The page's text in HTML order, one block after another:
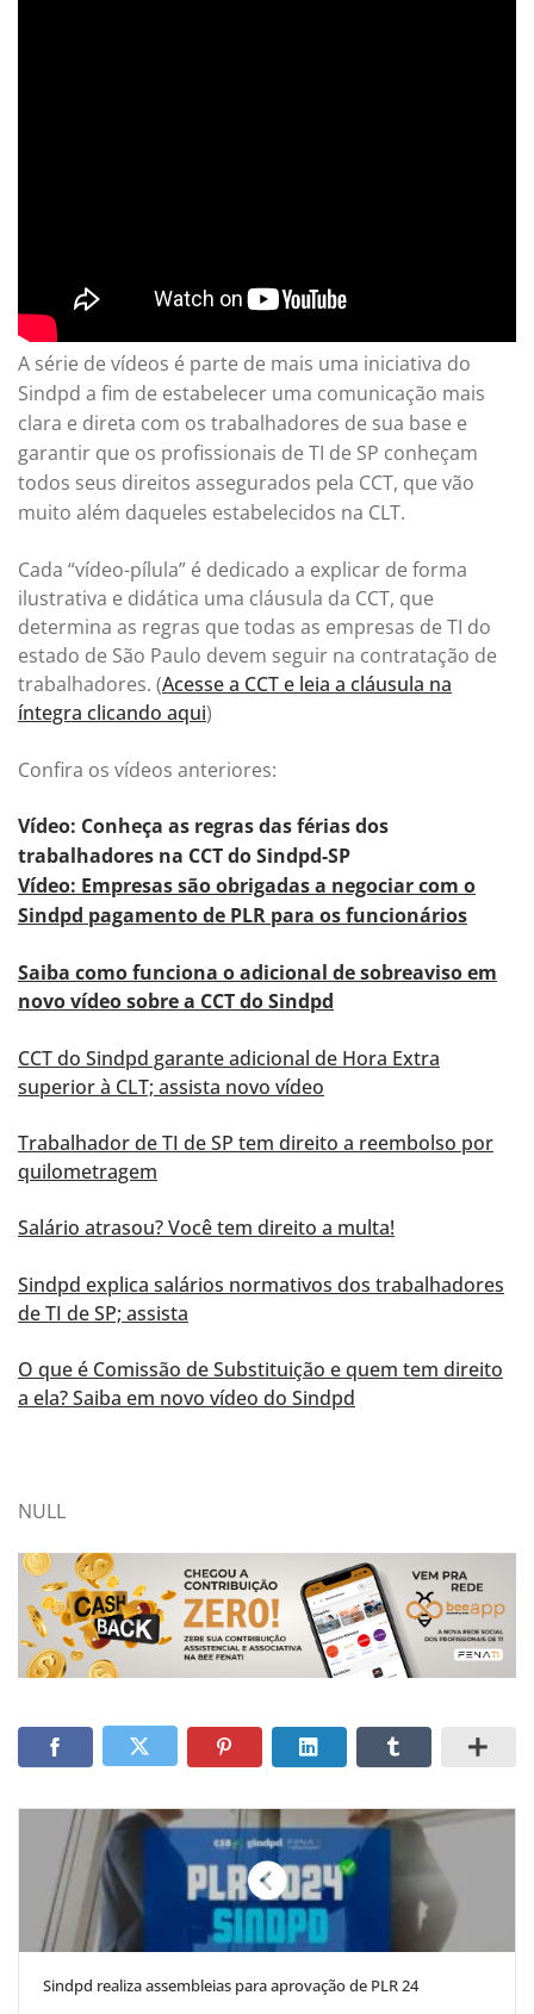
A série de vídeos é parte de mais uma iniciativa do
Sindpd a fim de estabelecer uma comunicação mais
clara e direta com os trabalhadores de sua base e
garantir que os profissionais de TI de SP conheçam
todos seus direitos assegurados pela CCT, que vão
muito além daqueles estabelecidos na CLT.
Cada “vídeo-pílula” é dedicado a explicar de forma
ilustrativa e didática uma cláusula da CCT, que
determina as regras que todas as empresas de TI do
estado de São Paulo devem seguir na contratação de
trabalhadores. (Acesse a CCT e leia a cláusula na
íntegra clicando aqui)
Confira os vídeos anteriores:
Vídeo: Conheça as regras das férias dos
trabalhadores na CCT do Sindpd-SP
Vídeo: Empresas são obrigadas a negociar com o
Sindpd pagamento de PLR para os funcionários
Saiba como funciona o adicional de sobreaviso em
novo vídeo sobre a CCT do Sindpd
CCT do Sindpd garante adicional de Hora Extra
superior à CLT; assista novo vídeo
Trabalhador de TI de SP tem direito a reembolso por
quilometragem
Salário atrasou? Você tem direito a multa!
Sindpd explica salários normativos dos trabalhadores
de TI de SP; assista
O que é Comissão de Substituição e quem tem direito
a ela? Saiba em novo vídeo do Sindpd
NULL
Sindpd realiza assembleias para aprovação de PLR 24